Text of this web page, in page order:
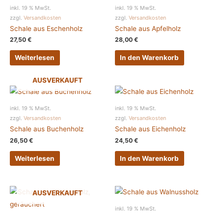
inkl. 19 % MwSt.
zzgl. Versandkosten
Schale aus Eschenholz
27,50 €
Weiterlesen
inkl. 19 % MwSt.
zzgl. Versandkosten
Schale aus Apfelholz
28,00 €
In den Warenkorb
AUSVERKAUFT
inkl. 19 % MwSt.
zzgl. Versandkosten
Schale aus Buchenholz
26,50 €
Weiterlesen
inkl. 19 % MwSt.
zzgl. Versandkosten
Schale aus Eichenholz
24,50 €
In den Warenkorb
AUSVERKAUFT
inkl. 19 % MwSt.